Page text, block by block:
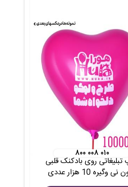
۸۰۰ ۰۰۸ ۰۱۰
روی بادکنک قلبی
وگیره 10 هزار عددی